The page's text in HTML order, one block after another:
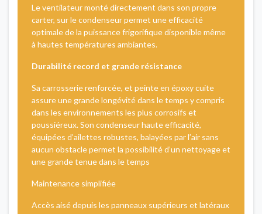
Le ventilateur monté directement dans son propre
carter, sur le condenseur permet une efficacité
optimale de la puissance frigorifique disponible même
à hautes températures ambiantes.
Durabilité record et grande résistance
Sa carrosserie renforcée, et peinte en époxy cuite
assure une grande longévité dans le temps y compris
dans les environnements les plus corrosifs et
poussiéreux. Son condenseur haute efficacité,
équipées d’ailettes robustes, balayées par l’air sans
aucun obstacle permet la possibilité d’un nettoyage et
une grande tenue dans le temps
Maintenance simplifiée
Accès aisé depuis les panneaux supérieurs et latéraux